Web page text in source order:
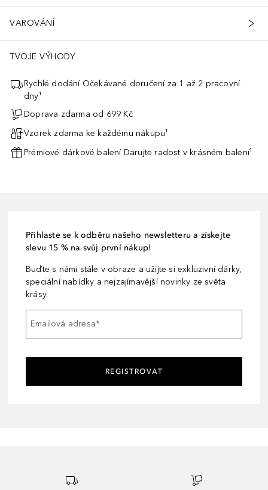
VAROVÁNÍ
TVOJE VÝHODY
Rychlé dodání Očekávané doručení za 1 až 2 pracovní
dny¹
Doprava zdarma od 699 Kč
Vzorek zdarma ke každému nákupu¹
Prémiové dárkové balení Darujte radost v krásném balení¹
Přihlaste se k odběru našeho newsletteru a získejte
slevu 15 % na svůj první nákup!
Buďte s námi stále v obraze a užijte si exkluzivní dárky,
speciální nabídky a nejzajímavější novinky ze světa
krásy.
Emailová adresa*
REGISTROVAT